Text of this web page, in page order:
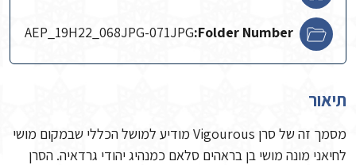
Folder Number:
AEP_19H22_068JPG-071JPG
תיאור
מסמך זה של סרן Vigourous מודיע למושל הכללי שבמקום מושי
לחיאני מונה מושי בן בראהים סלאם כמנהיג יהודי גרדאיה. הסרן